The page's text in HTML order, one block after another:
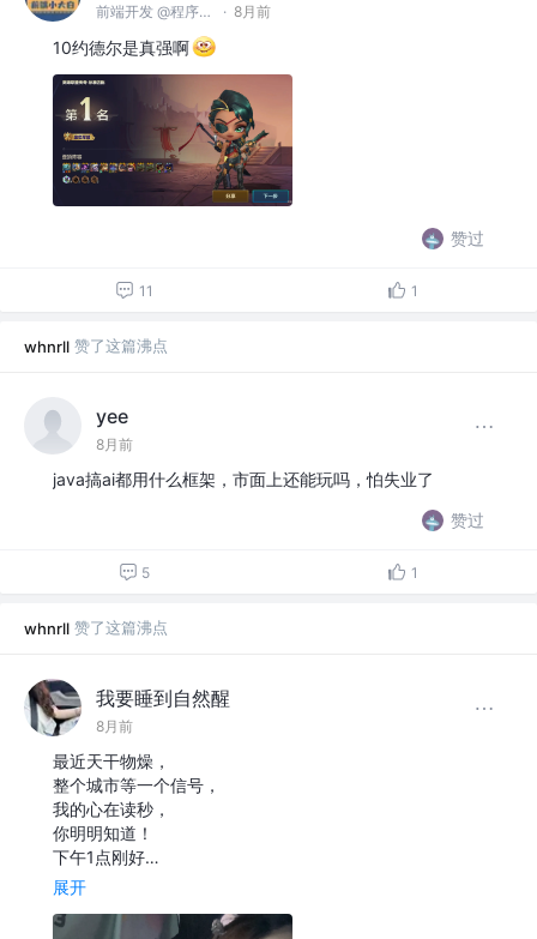
前端开发 @程序员集中营 · 8月前
10约德尔是真强啊
赞过
11 1
whnrll 赞了这篇沸点
yee
8月前
java搞ai都用什么框架，市面上还能玩吗，怕失业了
赞过
5 1
whnrll 赞了这篇沸点
我要睡到自然醒
8月前
最近天干物燥，
整个城市等一个信号，
我的心在读秒，
你明明知道！
下午1点刚好…
展开